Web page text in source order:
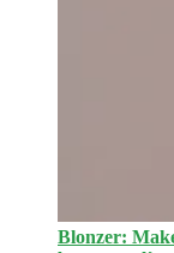
Blonzer: